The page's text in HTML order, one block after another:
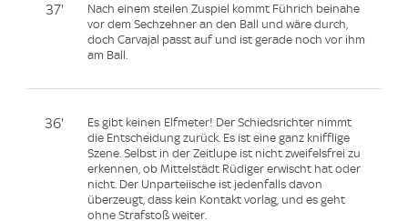
37'
Nach einem steilen Zuspiel kommt Führich beinahe
vor dem Sechzehner an den Ball und wäre durch,
doch Carvajal passt auf und ist gerade noch vor ihm
am Ball.
36'
Es gibt keinen Elfmeter! Der Schiedsrichter nimmt
die Entscheidung zurück. Es ist eine ganz knifflige
Szene. Selbst in der Zeitlupe ist nicht zweifelsfrei zu
erkennen, ob Mittelstädt Rüdiger erwischt hat oder
nicht. Der Unparteiische ist jedenfalls davon
überzeugt, dass kein Kontakt vorlag, und es geht
ohne Strafstoß weiter.